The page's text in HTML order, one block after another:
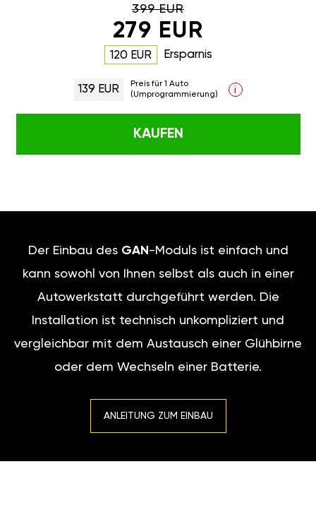
399 EUR
279 EUR
120 EUR Ersparnis
139 EUR
Preis für 1 Auto
(Umprogrammierung)
i
KAUFEN
Der Einbau des GAN -Moduls ist einfach und
kann sowohl von Ihnen selbst als auch in einer
Autowerkstatt durchgeführt werden. Die
Installation ist technisch unkompliziert und
vergleichbar mit dem Austausch einer Glühbirne
oder dem Wechseln einer Batterie.
ANLEITUNG ZUM EINBAU